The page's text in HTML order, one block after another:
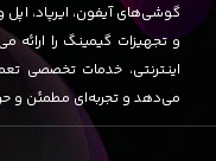
گوشی‌های آیفون، ایرپاد،
و تجهیزات گیمینگ را
اینترنتی، خدمات تخصصی
می‌دهد و تجربه‌ای مطمئن و